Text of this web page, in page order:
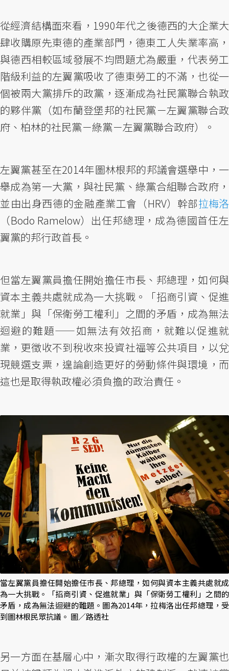
從經濟結構面來看，1990年代之後德西的大企業大
肆收購原先東德的產業部門，德東工人失業率高，
與德西相較區域發展不均問題尤為嚴重，代表勞工
階級利益的左翼黨吸收了德東勞工的不滿，也從一
個被兩大黨排斥的政黨，逐漸成為社民黨聯合執政
的夥伴黨（如布蘭登堡邦的社民黨－左翼黨聯合政
府、柏林的社民黨－綠黨－左翼黨聯合政府）。
左翼黨甚至在2014年圖林根邦的邦議會選舉中，一
舉成為第一大黨，與社民黨、綠黨合組聯合政府，
並由出身西德的金融產業工會（HRV）幹部拉梅洛
（Bodo Ramelow）出任邦總理，成為德國首任左
翼黨的邦行政首長。
但當左翼黨員擔任開始擔任市長、邦總理，如何與
資本主義共處就成為一大挑戰。「招商引資、促進
就業」與「保衛勞工權利」之間的矛盾，成為無法
迴避的難題——如無法有效招商，就難以促進就
業，更徵收不到稅收來投資社福等公共項目，以兌
現競選支票，遑論創造更好的勞動條件與環境，而
這也是取得執政權必須負擔的政治責任。
當左翼黨員擔任開始擔任市長、邦總理，如何與資本主義共處就成
為一大挑戰。「招商引資、促進就業」與「保衛勞工權利」之間的
矛盾，成為無法迴避的難題。圖為2014年，拉梅洛出任邦總理，受
到圖林根民眾抗議。 圖／路透社
另一方面在基層心中，漸次取得行政權的左翼黨也